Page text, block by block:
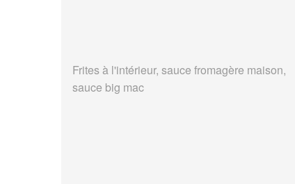
Frites à l'intérieur, sauce fromagère maison,
sauce big mac